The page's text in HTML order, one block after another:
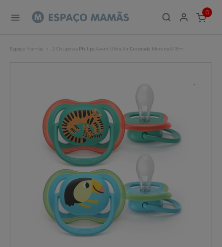
0
ITEMS
Espaço Mamãs 2 Chupetas Philips Avent Ultra Air Decorada Menina 6-18m